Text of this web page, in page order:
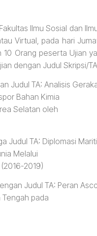
Ilmu Sosial dan
Virtual, pada hari
10 Orang peserta Ujian
dengan Judul Skripsi/
Judul TA: Analisis
Bahan Kimia
Selatan oleh
Judul TA: Diplomasi
Melalui
2019)
Judul TA: Peran
Tengah pada